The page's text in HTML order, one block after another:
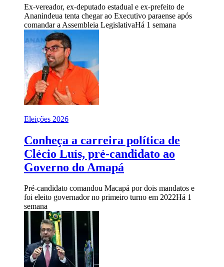
Ex-vereador, ex-deputado estadual e ex-prefeito de
Ananindeua tenta chegar ao Executivo paraense após
comandar a Assembleia LegislativaHá 1 semana
Eleições 2026
Conheça a carreira política de
Clécio Luís, pré-candidato ao
Governo do Amapá
Pré-candidato comandou Macapá por dois mandatos e
foi eleito governador no primeiro turno em 2022Há 1
semana